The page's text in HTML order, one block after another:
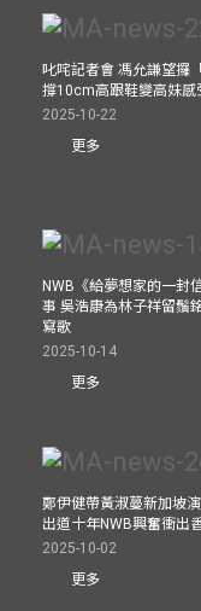
叱咤記者會 馮允謙望攞
撐10cm高跟鞋變高妹感
2025-10-22
更多
NWB《給夢想家的一封
事 吳浩康為林子祥留鬚
寫歌
2025-10-14
更多
鄭伊健帶黃淑蔓新加坡
出道十年NWB興奮衝出
2025-10-02
更多